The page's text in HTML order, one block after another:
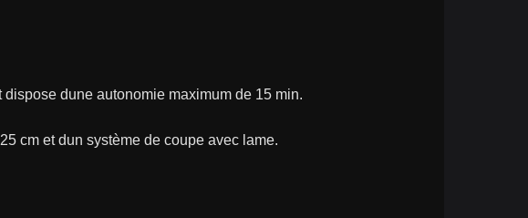
dune autonomie maximum de 15 min.
cm et dun système de coupe avec lame.